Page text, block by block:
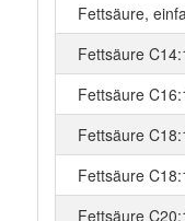
Fettsäure,
Fettsäure
Fettsäure
Fettsäure
Fettsäure
Fettsäure